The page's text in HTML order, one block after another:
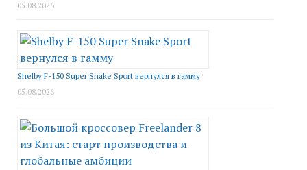
05.08.2026
Shelby F-150 Super Snake Sport вернулся в гамму
05.08.2026